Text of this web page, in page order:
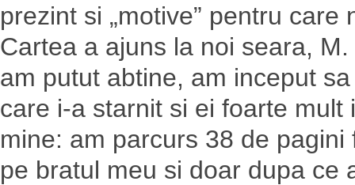
prezint si „motive” pentru
Cartea a ajuns la noi seara,
am putut abtine, am inceput
care i-a starnit si ei foarte
mine: am parcurs 38 de
pe bratul meu si doar dupa ce